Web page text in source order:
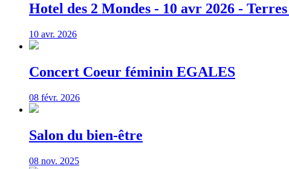
Hotel des 2 Mondes - 10 avr 2026 -
10 avr. 2026
Concert Coeur féminin EGALES
08 févr. 2026
Salon du bien-être
08 nov. 2025